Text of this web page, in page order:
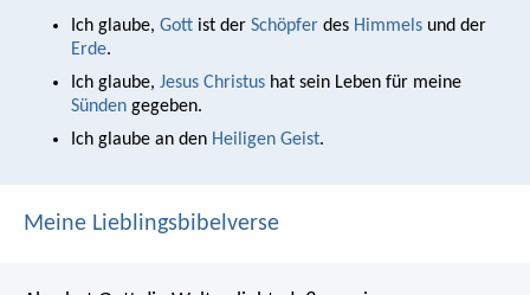
Ich glaube, Gott ist der Schöpfer des Himmels und der
Erde.
Ich glaube, Jesus Christus hat sein Leben für meine
Sünden gegeben.
Ich glaube an den Heiligen Geist.
Meine Lieblingsbibelverse